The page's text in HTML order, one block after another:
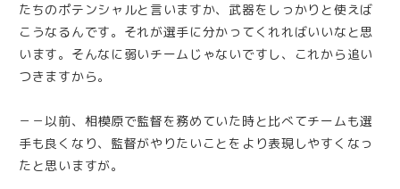
たちのポテンシャルと言いますか、武器をしっかりと使えば
こうなるんです。それが選手に分かってくれればいいなと思
います。そんなに弱いチームじゃないですし、これから追い
つきますから。
－－以前、相模原で監督を務めていた時と比べてチームも選
手も良くなり、監督がやりたいことをより表現しやすくなっ
たと思いますが。